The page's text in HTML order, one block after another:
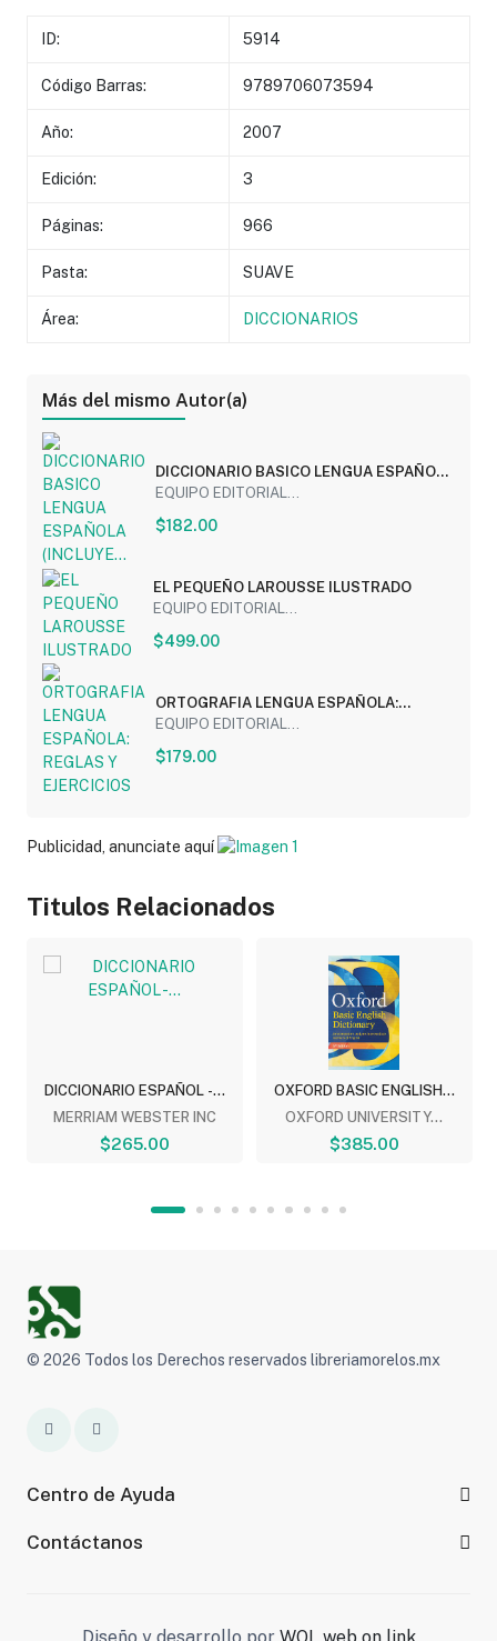
ID: 5914
Código Barras: 9789706073594
Año: 2007
Edición: 3
Páginas: 966
Pasta: SUAVE
Área: DICCIONARIOS
Más del mismo Autor(a)
DICCIONARIO BASICO LENGUA ESPAÑOLA
(INCLUYE...
EQUIPO EDITORIAL...
$182.00
EL PEQUEÑO LAROUSSE ILUSTRADO
EQUIPO EDITORIAL...
$499.00
ORTOGRAFIA LENGUA ESPAÑOLA:
REGLAS Y EJERCICIOS
EQUIPO EDITORIAL...
$179.00
Publicidad, anunciate aquí
Titulos Relacionados
DICCIONARIO ESPAÑOL -...
MERRIAM WEBSTER INC
$265.00
OXFORD BASIC ENGLISH...
OXFORD UNIVERSITY...
$385.00
© 2026 Todos los Derechos reservados libreriamorelos.mx
Centro de Ayuda
Contáctanos
Diseño y desarrollo por WOL web on link